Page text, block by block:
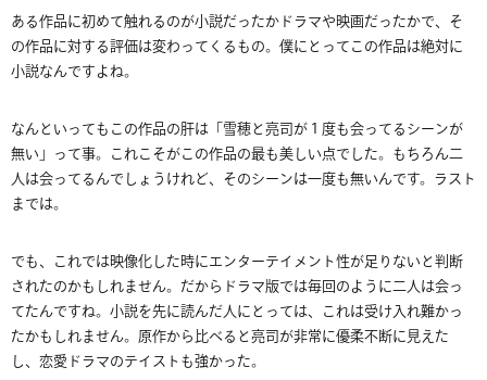
ある作品に初めて触れるのが小説だったかドラマや映画だったかで、そ
の作品に対する評価は変わってくるもの。僕にとってこの作品は絶対に
小説なんですよね。
なんといってもこの作品の肝は「雪穂と亮司が１度も会ってるシーンが
無い」って事。これこそがこの作品の最も美しい点でした。もちろん二
人は会ってるんでしょうけれど、そのシーンは一度も無いんです。ラスト
までは。
でも、これでは映像化した時にエンターテイメント性が足りないと判断
されたのかもしれません。だからドラマ版では毎回のように二人は会っ
てたんですね。小説を先に読んだ人にとっては、これは受け入れ難かっ
たかもしれません。原作から比べると亮司が非常に優柔不断に見えた
し、恋愛ドラマのテイストも強かった。